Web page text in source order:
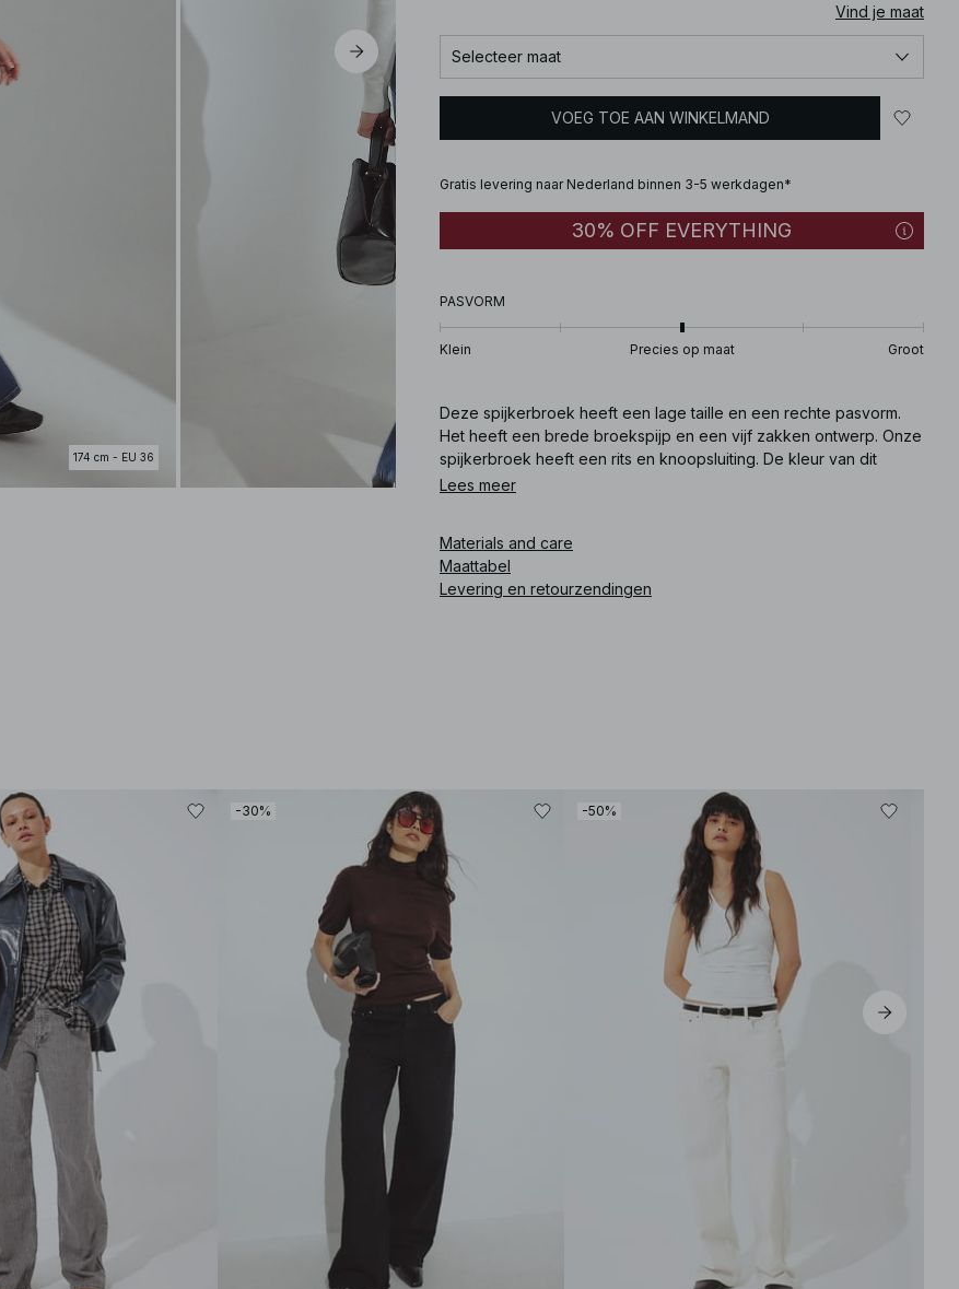
174 cm - EU 36
Vind je maat
Selecteer maat
VOEG TOE AAN WINKELMAND
Gratis levering naar Nederland binnen 3-5 werkdagen*
30% OFF EVERYTHING
PASVORM
Klein Precies op maat Groot
Deze spijkerbroek heeft een lage taille en een rechte pasvorm.
Het heeft een brede broekspijp en een vijf zakken ontwerp. Onze
spijkerbroek heeft een rits en knoopsluiting. De kleur van dit
product kan op zichzelf of op andere voorwerpen overgaan.
Artikelnummer
Lees meer
Materials and care
Maattabel
Levering en retourzendingen
-30% -50%